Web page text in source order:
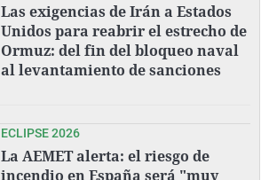
Las exigencias de Irán a Estados
Unidos para reabrir el estrecho de
Ormuz: del fin del bloqueo naval
al levantamiento de sanciones
ECLIPSE 2026
La AEMET alerta: el riesgo de
incendio en España será "muy